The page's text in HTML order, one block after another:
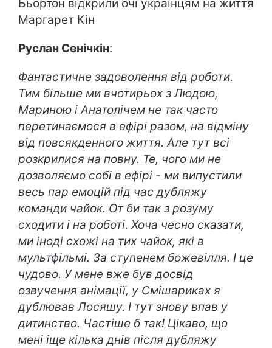
Бьортон відкрили очі українцям на життя
Маргарет Кін
Руслан Сенічкін:
Фантастичне задоволення від роботи.
Тим більше ми вчотирьох з Людою,
Мариною і Анатолічем не так часто
перетинаємося в ефірі разом, на відміну
від повсякденного життя. Але тут всі
розкрилися на повну. Те, чого ми не
дозволяємо собі в ефірі - ми випустили
весь пар емоцій під час дубляжу
команди чайок. От би так з розуму
сходити і на роботі. Хоча чесно сказати,
ми іноді схожі на тих чайок, які в
мультфільмі. За ступенем божевілля. І це
чудово. У мене вже був досвід
озвучення анімації, у Смішариках я
дублював Лосяшу. І тут знову впав у
дитинство. Частіше б так! Цікаво, що
мені іще кілька днів після дубляжу